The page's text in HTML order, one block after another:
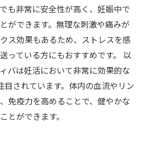
も非常に安全性が高く、妊娠中で
ができます。無理な刺激や痛みが
ス効果もあるため、ストレスを感
っている方にもおすすめです。 以
バは妊活において非常に効果的な
目されています。体内の血流やリン
免疫力を高めることで、健やかな
とができます。